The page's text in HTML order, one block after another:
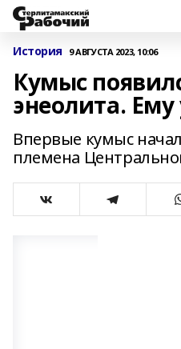
История 9 АВГУСТА 2023, 10:06
Кумыс
энеолита. Ему
Впервые кумыс
племена